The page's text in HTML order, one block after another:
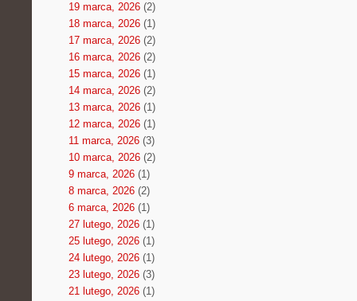
19 marca, 2026(2)
18 marca, 2026(1)
17 marca, 2026(2)
16 marca, 2026(2)
15 marca, 2026(1)
14 marca, 2026(2)
13 marca, 2026(1)
12 marca, 2026(1)
11 marca, 2026(3)
10 marca, 2026(2)
9 marca, 2026(1)
8 marca, 2026(2)
6 marca, 2026(1)
27 lutego, 2026(1)
25 lutego, 2026(1)
24 lutego, 2026(1)
23 lutego, 2026(3)
21 lutego, 2026(1)